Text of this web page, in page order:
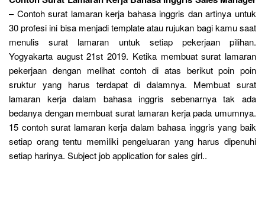
– Contoh surat lamaran kerja bahasa inggris dan artinya untuk
30 profesi ini bisa menjadi template atau rujukan bagi kamu saat
menulis surat lamaran untuk setiap pekerjaan pilihan.
Yogyakarta august 21st 2019. Ketika membuat surat lamaran
pekerjaan dengan melihat contoh di atas berikut poin poin
sruktur yang harus terdapat di dalamnya. Membuat surat
lamaran kerja dalam bahasa inggris sebenarnya tak ada
bedanya dengan membuat surat lamaran kerja pada umumnya.
15 contoh surat lamaran kerja dalam bahasa inggris yang baik
setiap orang tentu memiliki pengeluaran yang harus dipenuhi
setiap harinya. Subject job application for sales girl..